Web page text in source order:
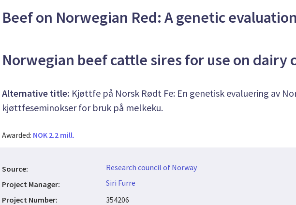
Beef on Norwegian Red: A genetic
Norwegian beef cattle sires for use on dairy
Alternative title: Kjøttfe på Norsk Rødt Fe: En genetisk evaluering av
kjøttfeseminokser for bruk på melkeku.
Awarded: NOK 2.2 mill.
Source:
Research council of Norway
Project Manager:
Siri Furre
Project Number:
354206